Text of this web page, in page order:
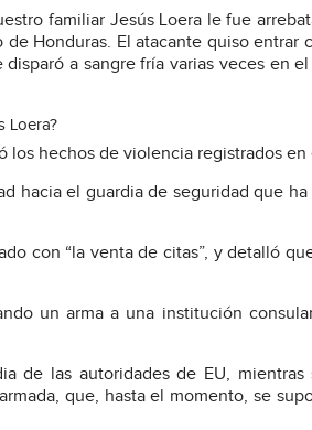
familiar Jesús Loera le fue
Honduras. El atacante quiso entrar
a sangre fría varias veces en
Loera?
los hechos de violencia registrados
hacia el guardia de seguridad que
con “la venta de citas”, y detalló
un arma a una institución
de las autoridades de EU, mientras
que, hasta el momento, se